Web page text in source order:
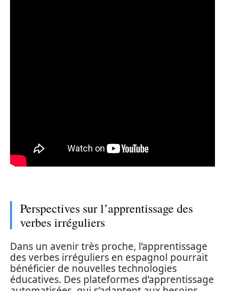
Perspectives sur l’apprentissage des
verbes irréguliers
Dans un avenir très proche, l’apprentissage
des verbes irréguliers en espagnol pourrait
bénéficier de nouvelles technologies
éducatives. Des plateformes d’apprentissage